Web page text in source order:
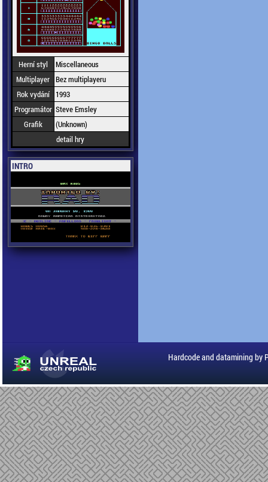
Herní styl
Miscellaneous
Multiplayer Bez multiplayeru
Rok vydání
1993
Programátor Steve Emsley
Grafik
(Unknown)
detail hry
INTRO
Hardcode and datamining by